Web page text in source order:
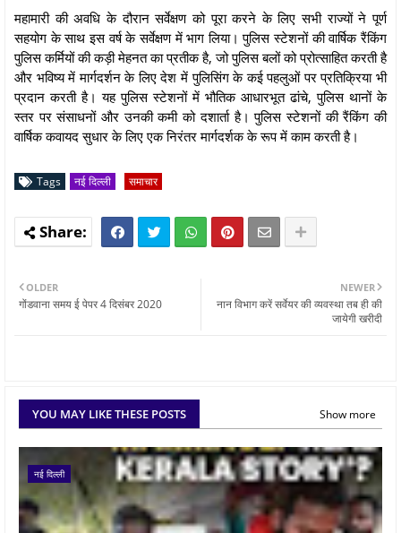
महामारी की अवधि के दौरान सर्वेक्षण को पूरा करने के लिए सभी राज्यों ने पूर्ण
सहयोग के साथ इस वर्ष के सर्वेक्षण में भाग लिया। पुलिस स्टेशनों की वार्षिक रैंकिंग
पुलिस कर्मियों की कड़ी मेहनत का प्रतीक है, जो पुलिस बलों को प्रोत्साहित करती है
और भविष्य में मार्गदर्शन के लिए देश में पुलिसिंग के कई पहलुओं पर प्रतिक्रिया भी
प्रदान करती है। यह पुलिस स्टेशनों में भौतिक आधारभूत ढांचे, पुलिस थानों के
स्‍तर पर संसाधनों और उनकी कमी को दशार्ता है। पुलिस स्टेशनों की रैंकिंग की
वार्षिक कवायद सुधार के लिए एक निरंतर मार्गदर्शक के रूप में काम करती है।
Tags नई दिल्ली समाचार
NEWER
नान विभाग करें सर्वेयर की व्यवस्था तब ही की
जायेगी खरीदी
OLDER
गोंडवाना समय ई पेपर 4 दिसंबर 2020
YOU MAY LIKE THESE POSTS Show more
नई दिल्ली